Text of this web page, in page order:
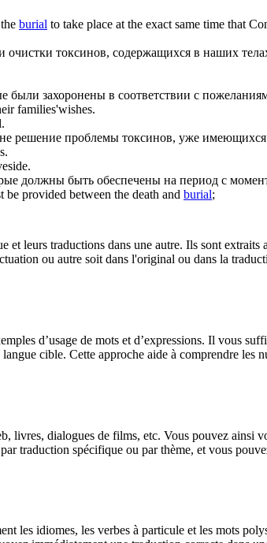
burial to take place at the exact same time that
очистки токсинов, содержащихся в наших
захоронены в соответствии с
families'wishes.
решение проблемы токсинов, уже
должны быть обеспечены на период с
provided between the death and burial;
leurs traductions dans une autre. Ils sont extraits
ou autre soit dans l'original ou dans la
d’usage de mots et d’expressions. Il vous
cible. Cette approche aide à comprendre les
livres, dialogues de films, etc. Vous pouvez ainsi
traduction spécifique ou par thème, et vous
les idiomes, les verbes à particule et les mots